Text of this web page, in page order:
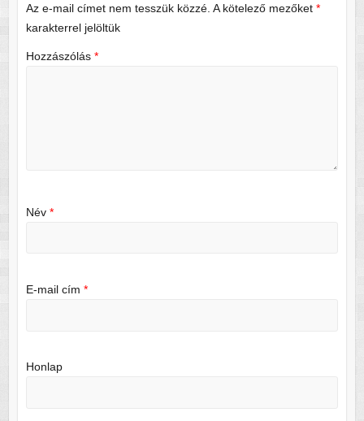
Az e-mail címet nem tesszük közzé. A kötelező mezőket *
karakterrel jelöltük
Hozzászólás *
Név *
E-mail cím *
Honlap